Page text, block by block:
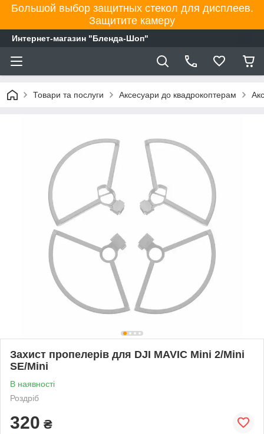
Большой выбор защитных стекол для дисплеев.
Защитите камеру
Интернет-магазин "Бленда-Шоп"
Товари та послуги Аксесуари до квадрокоптерам
Захист пропелерів для DJI MAVIC Mini 2/Mini
SE/Mini
В наявності
Роздріб
320 ₴